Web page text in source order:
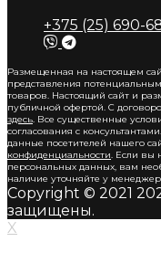
+375 (25) 690-
Размещенная на настоящем
представления
товаров. Настоящий сайт и
публичной офертой. С
здесь. Все существенные
согласования с
данные посетителей нашего
конфиденциальности. Если вы
персональных данных, вам
наличие уточняйте у
Copyright © 2021
защищены.
X